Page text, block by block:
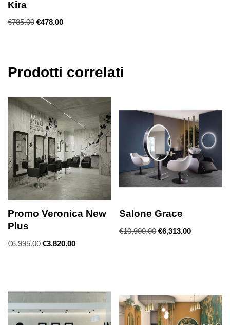
Kira
€785.00 €478.00
Prodotti correlati
Promo Veronica New
Plus
€6,995.00 €3,820.00
Salone Grace
€10,900.00 €6,313.00